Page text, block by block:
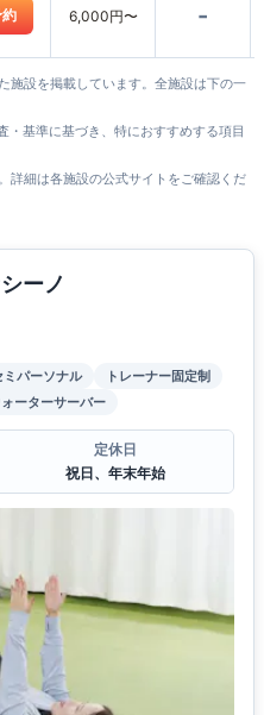
6,000円〜 -
施設を掲載しています。全施設は下の一
基準に基づき、特におすすめする項目
詳細は各施設の公式サイトをご確認くだ
ーノ
ミパーソナル
トレーナー固定制
ーターサーバー
定休日
祝日、年末年始